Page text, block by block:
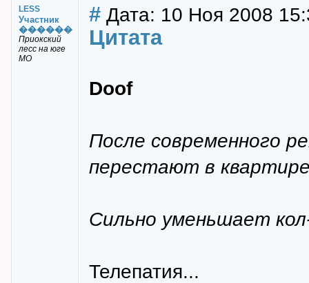
LESS
Участник
������
Приокский
лесс на юге
МО
# Дата: 10 Ноя 2008
Цитата
Doof
После современного
перестают в
Сильно уменьшает
Телепатия...